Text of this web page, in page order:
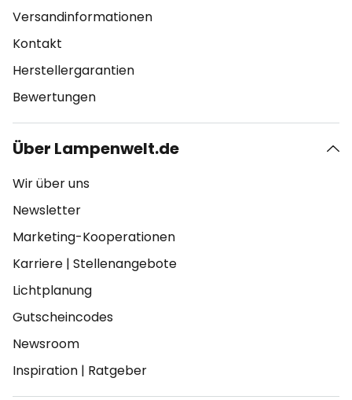
Versandinformationen
Kontakt
Herstellergarantien
Bewertungen
Über Lampenwelt.de
Wir über uns
Newsletter
Marketing-Kooperationen
Karriere | Stellenangebote
Lichtplanung
Gutscheincodes
Newsroom
Inspiration | Ratgeber